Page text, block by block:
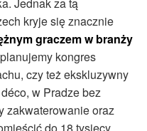
kryje się znacznie
graczem w branży
kongres
czy też ekskluzywny
w Pradze bez
zakwaterowanie oraz
do 18 tysięcy